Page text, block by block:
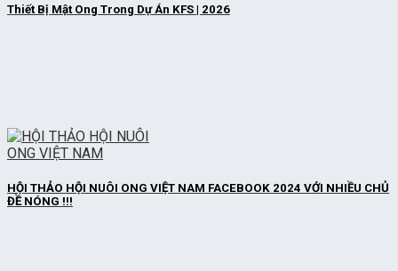
Thiết Bị Mật Ong Trong Dự Án KFS | 2026
HỘI THẢO HỘI NUÔI ONG VIỆT NAM FACEBOOK 2024 VỚI NHIỀU CHỦ
ĐỀ NÓNG !!!